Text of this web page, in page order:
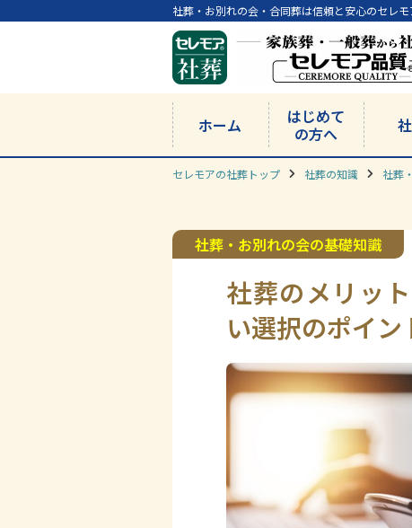
社葬・お別れの会・合同葬は信頼と安心のセレ
ホーム
はじめて
の方へ
セレモアの社葬トップ 社葬の知識 社葬
社葬・お別れの会の基礎知識
社葬のメリッ
い選択のポイン